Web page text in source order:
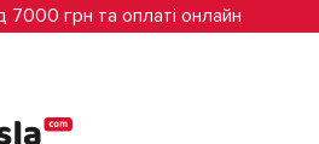
7000 грн та оплаті онлайн